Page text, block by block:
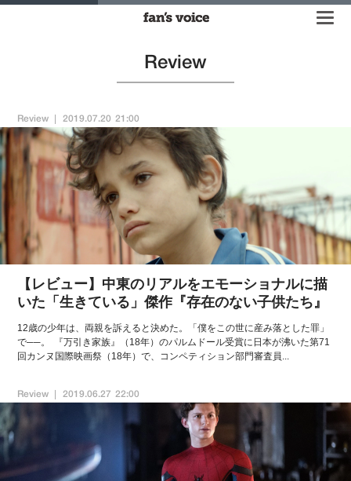
Review
Review 2019.07.20 21:00
【レビュー】中東のリアルをエモーショナルに描
いた「生きている」傑作『存在のない子供たち』
12歳の少年は、両親を訴えると決めた。「僕をこの世に産み落とした罪」
で──。 『万引き家族』（18年）のパルムドール受賞に日本が沸いた第71
回カンヌ国際映画祭（18年）で、コンペティション部門審査員...
Review 2019.06.27 22:00